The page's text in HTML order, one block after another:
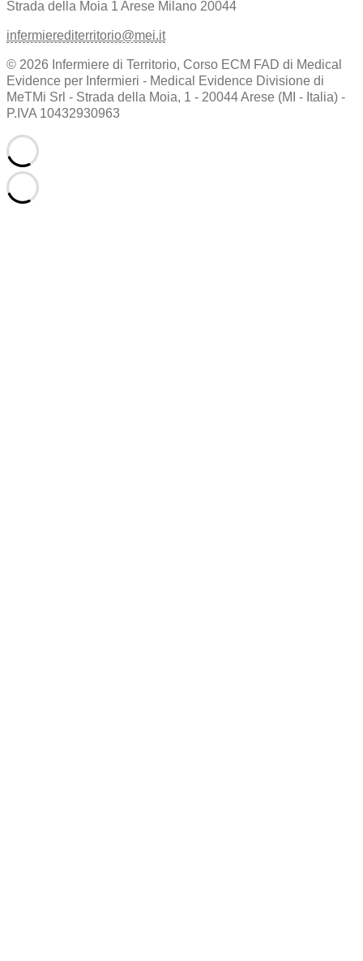
Strada della Moia 1 Arese Milano 20044
infermierediterritorio@mei.it
© 2026 Infermiere di Territorio, Corso ECM FAD di Medical
Evidence per Infermieri - Medical Evidence Divisione di
MeTMi Srl - Strada della Moia, 1 - 20044 Arese (MI - Italia) -
P.IVA 10432930963